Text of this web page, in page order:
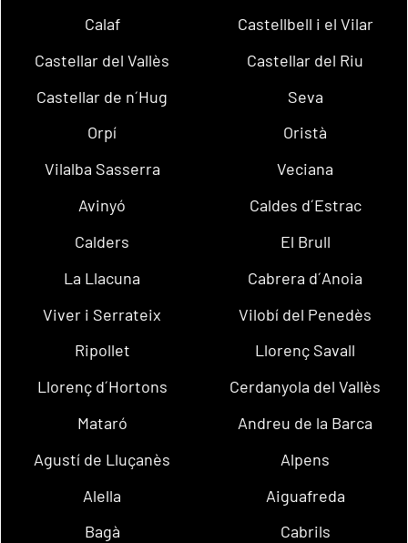
Calaf
Castellbell i el Vilar
Castellar del Vallès
Castellar del Riu
Castellar de n´Hug
Seva
Orpí
Oristà
Vilalba Sasserra
Veciana
Avinyó
Caldes d´Estrac
Calders
El Brull
La Llacuna
Cabrera d´Anoia
Viver i Serrateix
Vilobí del Penedès
Ripollet
Llorenç Savall
Llorenç d´Hortons
Cerdanyola del Vallès
Mataró
Andreu de la Barca
Agustí de Lluçanès
Alpens
Alella
Aiguafreda
Bagà
Cabrils